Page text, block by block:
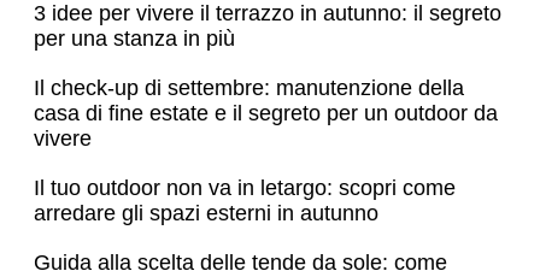
3 idee per vivere il terrazzo in autunno: il segreto
per una stanza in più
Il check-up di settembre: manutenzione della
casa di fine estate e il segreto per un outdoor da
vivere
Il tuo outdoor non va in letargo: scopri come
arredare gli spazi esterni in autunno
Guida alla scelta delle tende da sole: come